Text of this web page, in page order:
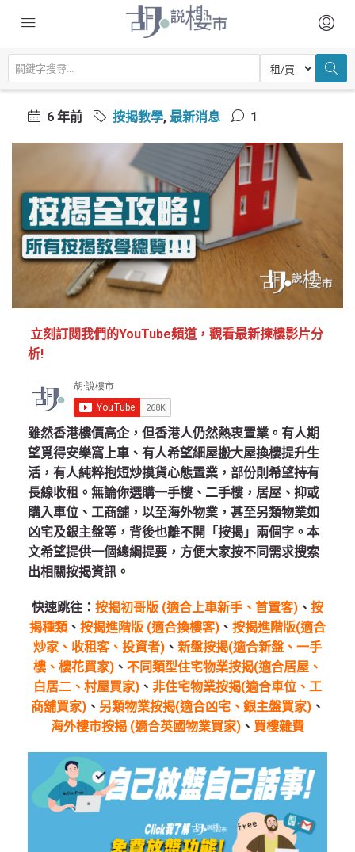
主頁 按揭教學 按揭全攻略
按揭全攻略
6 年前 按揭教學, 最新消息 1
立刻訂閱我們的YouTube頻道，觀看最新揀樓影片分
析!
雖然香港樓價高企，但香港人仍然熱衷置業。有人期
望覓得安樂窩上車、有人希望細屋搬大屋換樓提升生
活，有人純粹抱短炒摸貨心態置業，部份則希望持有
長線收租。無論你選購一手樓、二手樓，居屋、抑或
購入車位、工商舖，以至海外物業，甚至另類物業如
凶宅及銀主盤等，背後也離不開「按揭」兩個字。本
文希望提供一個總綱提要，方便大家按不同需求搜索
出相關按揭資訊。
快速跳往： 按揭初哥版 (適合上車新手、首置客) 、 按
揭種類 、 按揭進階版 (適合換樓客) 、 按揭進階版(適合
炒家、收租客、投資者) 、 新盤按揭(適合新盤、一手
樓、樓花買家) 、 不同類型住宅物業按揭(適合居屋、
白居二、村屋買家) 、 非住宅物業按揭(適合車位、工
商舖買家) 、 另類物業按揭(適合凶宅、銀主盤買家) 、
海外樓市按揭 (適合英國物業買家) 、 買樓雜費